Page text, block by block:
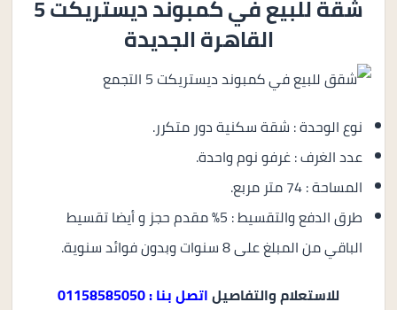
شقة للبيع في كمبوند ديستريكت 5
القاهرة الجديدة
نوع الوحدة : شقة سكنية دور متكرر.
عدد الغرف : غرفو نوم واحدة.
المساحة : 74 متر مربع.
طرق الدفع والتقسيط : 5% مقدم حجز و أيضا تقسيط
الباقي من المبلغ على 8 سنوات وبدون فوائد سنوية.
للاستعلام والتفاصيلاتصل بنا : 01158585050